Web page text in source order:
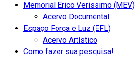
Memorial Erico Verissimo (MEV)
Acervo Documental
Espaço Força e Luz (EFL)
Acervo Artístico
Como fazer sua pesquisa!